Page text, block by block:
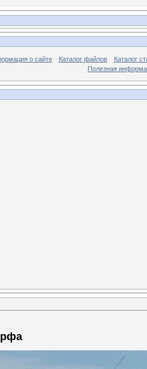
о сайте Каталог файлов
Каталог
Полезная